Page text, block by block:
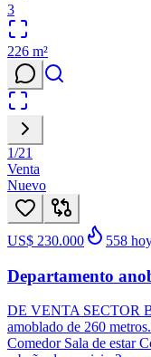
3
226 m²
1/21
Venta
Nuevo
US$ 230.000 558
Departamento
DE VENTA SECTOR
amoblado de 260
Comedor Sala de estar